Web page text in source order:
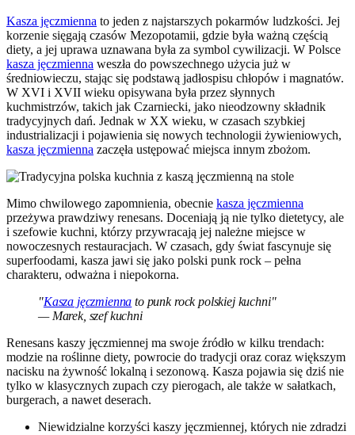
Kasza jęczmienna to jeden z najstarszych pokarmów ludzkości. Jej
korzenie sięgają czasów Mezopotamii, gdzie była ważną częścią
diety, a jej uprawa uznawana była za symbol cywilizacji. W Polsce
kasza jęczmienna weszła do powszechnego użycia już w
średniowieczu, stając się podstawą jadłospisu chłopów i magnatów.
W XVI i XVII wieku opisywana była przez słynnych
kuchmistrzów, takich jak Czarniecki, jako nieodzowny składnik
tradycyjnych dań. Jednak w XX wieku, w czasach szybkiej
industrializacji i pojawienia się nowych technologii żywieniowych,
kasza jęczmienna zaczęła ustępować miejsca innym zbożom.
Mimo chwilowego zapomnienia, obecnie kasza jęczmienna
przeżywa prawdziwy renesans. Doceniają ją nie tylko dietetycy, ale
i szefowie kuchni, którzy przywracają jej należne miejsce w
nowoczesnych restauracjach. W czasach, gdy świat fascynuje się
superfoodami, kasza jawi się jako polski punk rock – pełna
charakteru, odważna i niepokorna.
"Kasza jęczmienna to punk rock polskiej kuchni"
— Marek, szef kuchni
Renesans kaszy jęczmiennej ma swoje źródło w kilku trendach:
modzie na roślinne diety, powrocie do tradycji oraz coraz większym
nacisku na żywność lokalną i sezonową. Kasza pojawia się dziś nie
tylko w klasycznych zupach czy pierogach, ale także w sałatkach,
burgerach, a nawet deserach.
Niewidzialne korzyści kaszy jęczmiennej, których nie zdradzi